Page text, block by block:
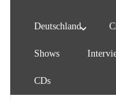
Deutschland
Shows
CDs